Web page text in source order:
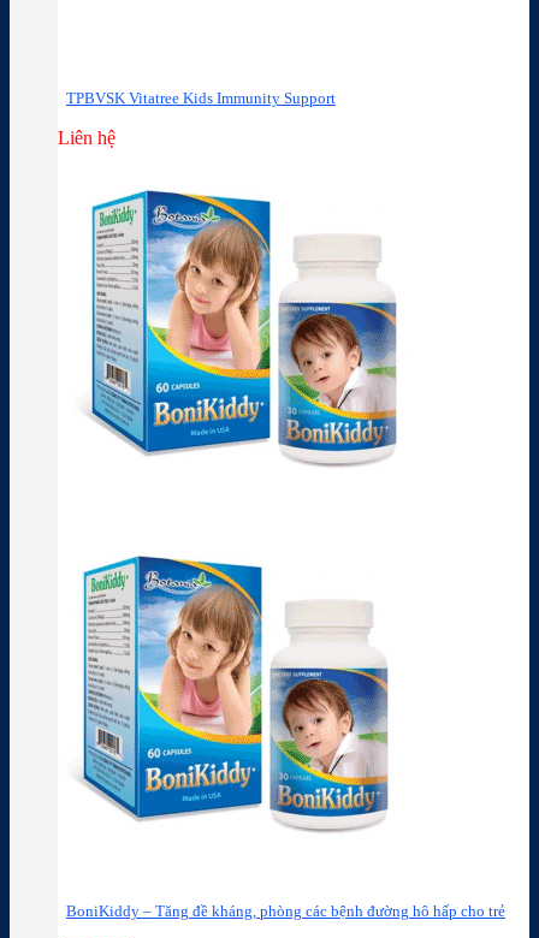
TPBVSK Vitatree Kids Immunity Support
Liên hệ
BoniKiddy – Tăng đề kháng, phòng các bệnh đường hô hấp cho trẻ